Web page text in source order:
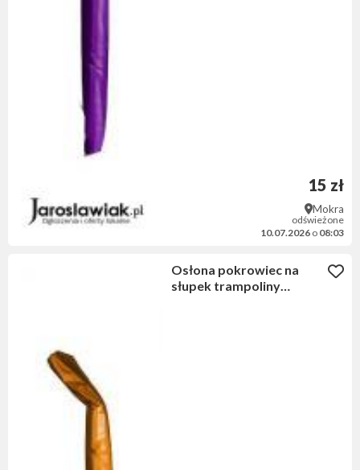
15 zł
Mokra
odświeżone
10.07.2026 o 08:03
Osłona pokrowiec na
słupek trampoliny